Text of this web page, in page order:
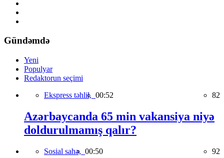
Gündəmdə
Yeni
Populyar
Redaktorun seçimi
Ekspress təhlil, 00:52 82
Azərbaycanda 65 min vakansiya niyə
doldurulmamış qalır?
Sosial sahə, 00:50 92